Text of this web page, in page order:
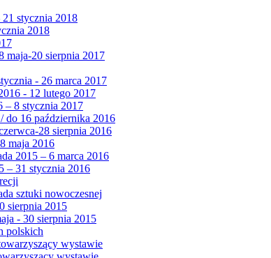
stycznia 2018
2018
maja-20 sierpnia 2017
- 26 marca 2017
- 12 lutego 2017
– 8 stycznia 2017
do 16 października 2016
28 sierpnia 2016
maja 2016
2015 – 6 marca 2016
– 31 stycznia 2016
sztuki nowoczesnej
sierpnia 2015
- 30 sierpnia 2015
polskich
wystawie